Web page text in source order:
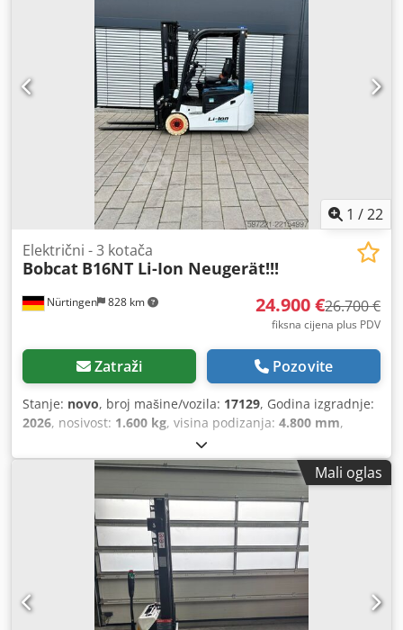
ukupna masa:3.790 kg,
1 /22
Nürtingen 828 km
Električni - 3 kotača
Bobcat B16NT Li-Ion Neugerät!!!
24.900 €26.700 €
fiksna cijena plus PDV
Zatraži Pozovite
Stanje: novo, broj mašine/vozila: 17129, Godina izgradnje:
2026, nosivost: 1.600 kg, visina podizanja: 4.800 mm,
1.484 mm
vrsta goriva:električni, vrsta jarbola:triplex, građevinska
, napon baterije:51,2 V, duljina vilica:
, dimenzija prednje gume:18x7-8 non marking
dimenzija stražnje gume:16x6-8 non marking, ukupna
3.290 kg
Mali oglas